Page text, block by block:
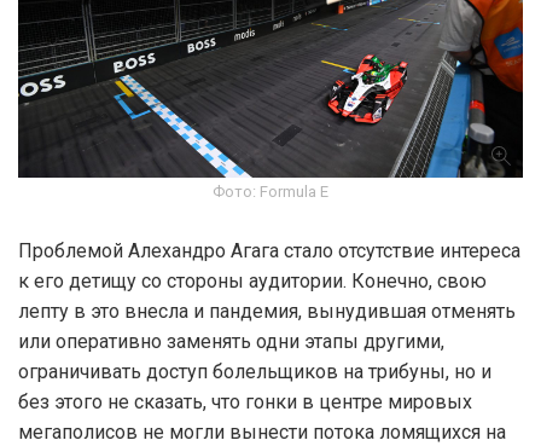
Фото: Formula E
Проблемой Алехандро Агага стало отсутствие интереса
к его детищу со стороны аудитории. Конечно, свою
лепту в это внесла и пандемия, вынудившая отменять
или оперативно заменять одни этапы другими,
ограничивать доступ болельщиков на трибуны, но и
без этого не сказать, что гонки в центре мировых
мегаполисов не могли вынести потока ломящихся на